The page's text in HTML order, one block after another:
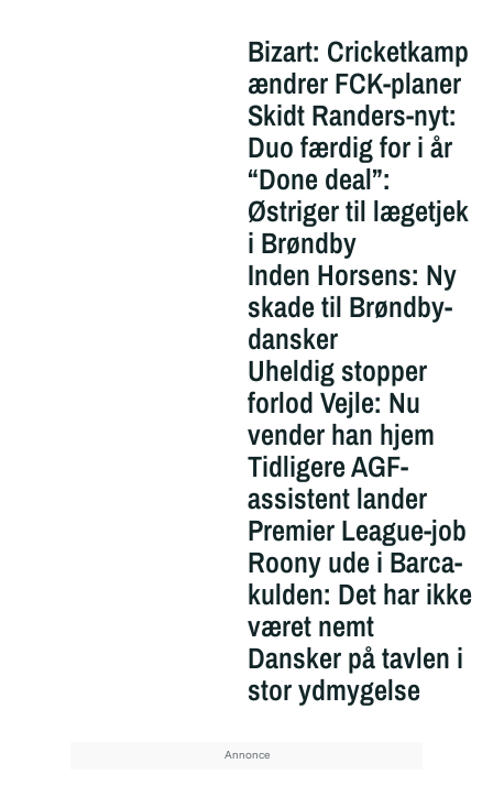
Bizart: Cricketkamp
ændrer FCK-planer
Skidt Randers-nyt:
Duo færdig for i år
“Done deal”:
Østriger til lægetjek
i Brøndby
Inden Horsens: Ny
skade til Brøndby-
dansker
Uheldig stopper
forlod Vejle: Nu
vender han hjem
Tidligere AGF-
assistent lander
Premier League-job
Roony ude i Barca-
kulden: Det har ikke
været nemt
Dansker på tavlen i
stor ydmygelse